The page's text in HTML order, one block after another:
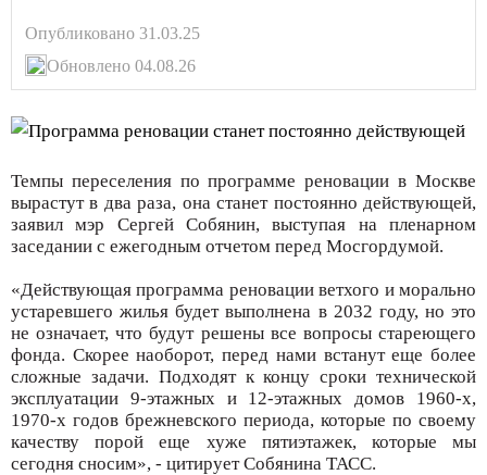
Опубликовано 31.03.25
Обновлено 04.08.26
Темпы переселения по программе реновации в Москве
вырастут в два раза, она станет постоянно действующей,
заявил мэр Сергей Собянин, выступая на пленарном
заседании с ежегодным отчетом перед Мосгордумой.
«Действующая программа реновации ветхого и морально
устаревшего жилья будет выполнена в 2032 году, но это
не означает, что будут решены все вопросы стареющего
фонда. Скорее наоборот, перед нами встанут еще более
сложные задачи. Подходят к концу сроки технической
эксплуатации 9-этажных и 12-этажных домов 1960-х,
1970-х годов брежневского периода, которые по своему
качеству порой еще хуже пятиэтажек, которые мы
сегодня сносим», - цитирует Собянина ТАСС.